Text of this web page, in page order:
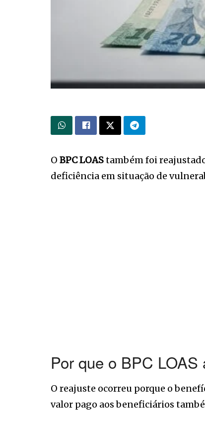
O BPC LOAStambém foi
deficiência em situação de
Por que o BPC
O reajuste ocorreu porque o
valor pago aos beneficiários